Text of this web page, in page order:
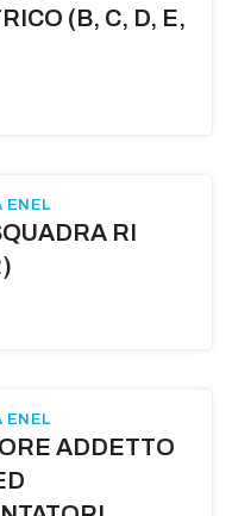
(B, C, D, E,
ENEL
RI
ENEL
ADDETTO